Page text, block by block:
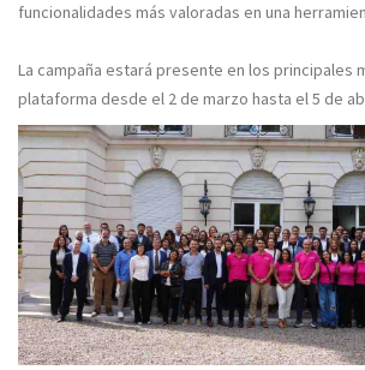
funcionalidades más valoradas en una
La campaña estará presente en los principales
plataforma desde el 2 de marzo hasta el 5 de